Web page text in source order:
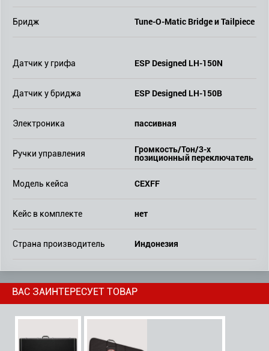
Бридж Tune-O-Matic Bridge и Tailpiece
Датчик у грифа ESP Designed LH-150N
Датчик у бриджа ESP Designed LH-150В
Электроника пассивная
Ручки управления Громкость/Тон/3-х
позиционный переключатель
Модель кейса CEXFF
Кейс в комплекте нет
Страна производитель Индонезия
ВАС ЗАИНТЕРЕСУЕТ ТОВАР